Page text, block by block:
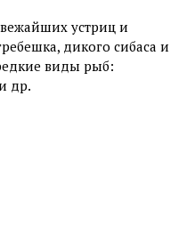
устриц и
дикого сибаса и
виды рыб:
др.